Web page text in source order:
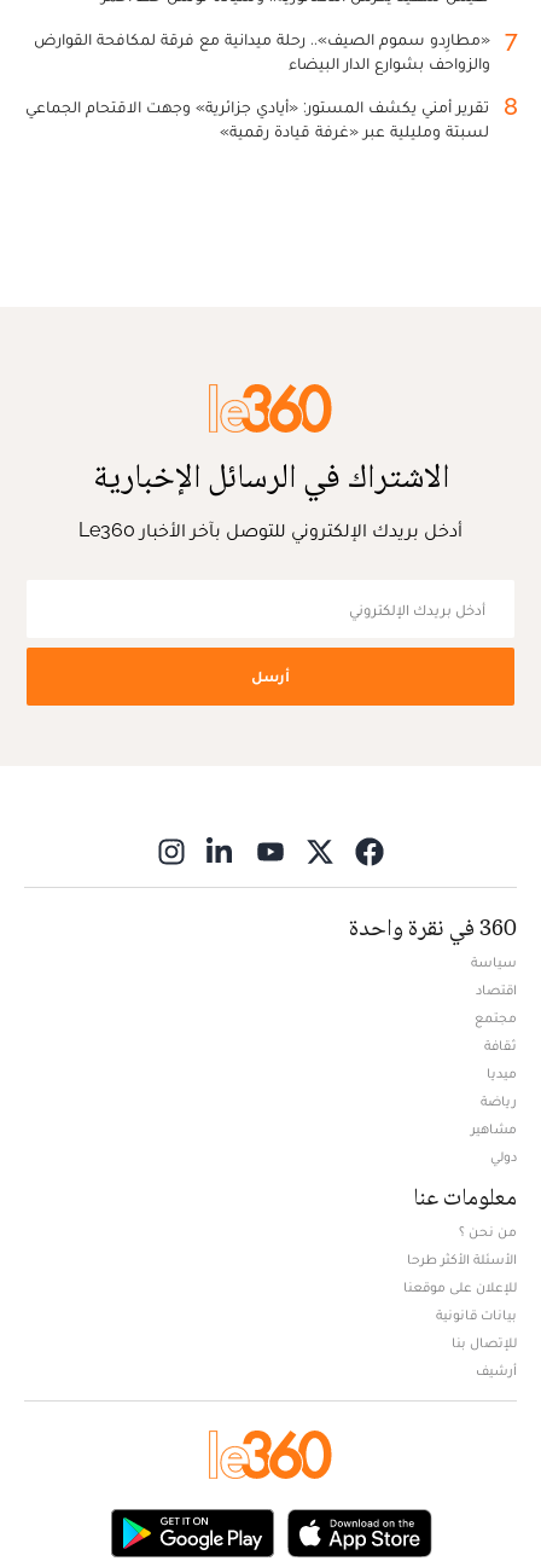
7
«مطارِدو سموم الصيف».. رحلة ميدانية مع فرقة لمكافحة القوارض
والزواحف بشوارع الدار البيضاء
8
تقرير أمني يكشف المستور: «أيادي جزائرية» وجهت الاقتحام الجماعي
لسبتة ومليلية عبر «غرفة قيادة رقمية»
الاشتراك في الرسائل الإخبارية
أدخل بريدك الإلكتروني للتوصل بآخر الأخبار Le360
أرسل
360 في نقرة واحدة
سياسة
اقتصاد
مجتمع
ثقافة
ميديا
رياضة
مشاهير
دولي
معلومات عنا
من نحن ؟
الأسئلة الأكثر طرحا
للإعلان على موقعنا
بيانات قانونية
للإتصال بنا
أرشيف